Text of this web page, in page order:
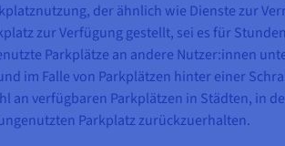
der ähnlich wie Dienste zur
zur Verfügung gestellt, sei es für
Parkplätze an andere Nutzer:innen
im Falle von Parkplätzen hinter einer
verfügbaren Parkplätzen in Städten, in
Parkplatz zurückzuerhalten.